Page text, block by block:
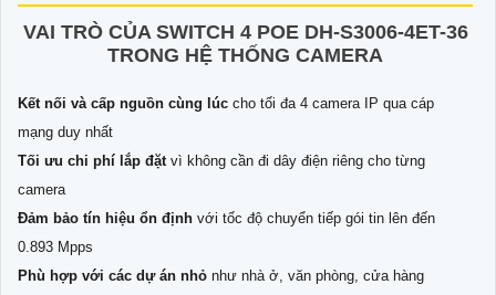
VAI TRÒ CỦA SWITCH 4 POE DH-S3006-4ET-36
TRONG HỆ THỐNG CAMERA
Kết nối và cấp nguồn cùng lúc cho tối đa 4 camera IP qua cáp
mạng duy nhất
Tối ưu chi phí lắp đặtvì không cần đi dây điện riêng cho từng
camera
Đảm bảo tín hiệu ổn định với tốc độ chuyển tiếp gói tin lên đến
0.893 Mpps
Phù hợp với các dự án nhỏ như nhà ở, văn phòng, cửa hàng